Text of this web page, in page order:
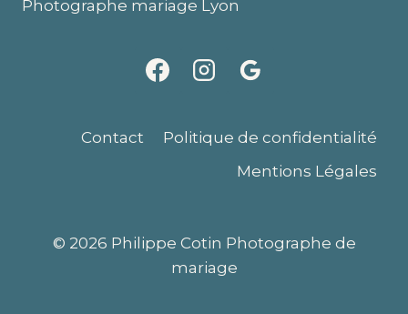
Photographe mariage Lyon
Contact
Politique de confidentialité
Mentions Légales
© 2026 Philippe Cotin Photographe de
mariage